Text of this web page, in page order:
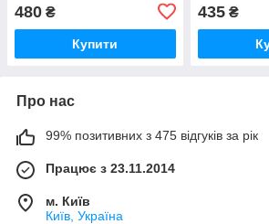
480 ₴
Купити
435₴
Про нас
99% позитивних з 475 відгуків за рік
Працює з 23.11.2014
м. Київ
Київ, Україна